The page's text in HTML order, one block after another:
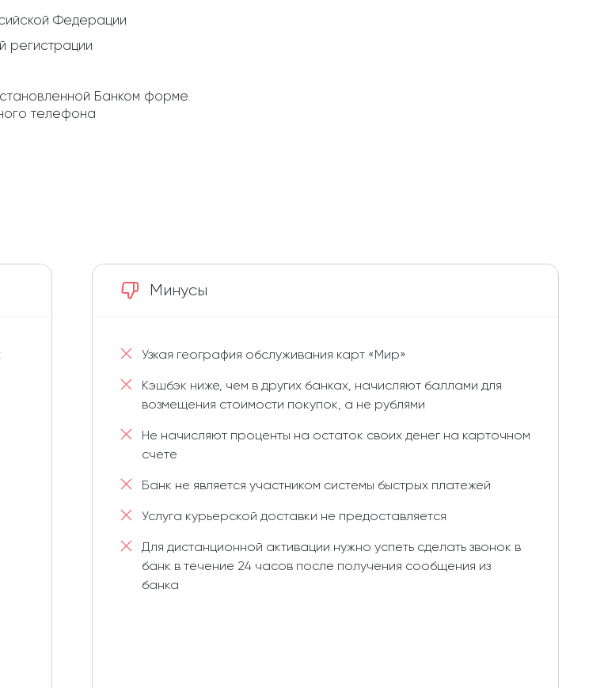
Федерации
регистрации
Банком форме
телефона
Минусы
Узкая география обслуживания карт «Мир»
Кэшбэк ниже, чем в других банках, начисляют баллами для
возмещения стоимости покупок, а не рублями
Не начисляют проценты на остаток своих денег на карточном
счете
Банк не является участником системы быстрых платежей
Услуга курьерской доставки не предоставляется
Для дистанционной активации нужно успеть сделать звонок в
банк в течение 24 часов после получения сообщения из
банка